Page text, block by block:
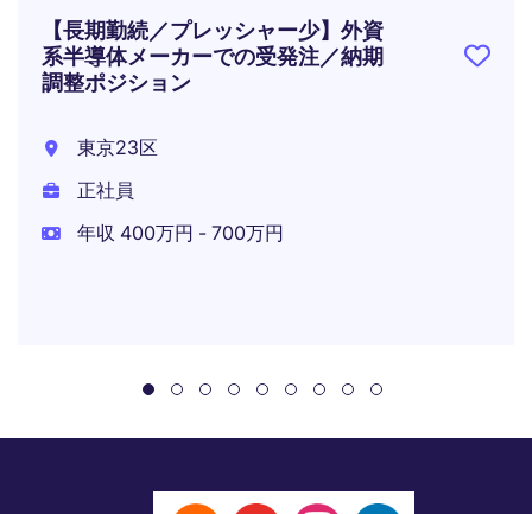
【長期勤続／プレッシャー少】外資
系半導体メーカーでの受発注／納期
調整ポジション
東京23区
正社員
年収 400万円 - 700万円